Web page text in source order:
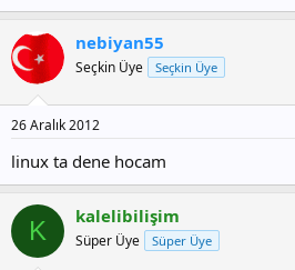
nebiyan55
Seçkin Üye Seçkin Üye
26 Aralık 2012
linux ta dene hocam
K kalelibilişim
Süper Üye Süper Üye